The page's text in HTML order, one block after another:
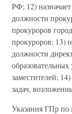
РФ; 12)
должности
прокуроров
прокуроров; 13)
должности
заместителей;
задач,
Указания ГПр по